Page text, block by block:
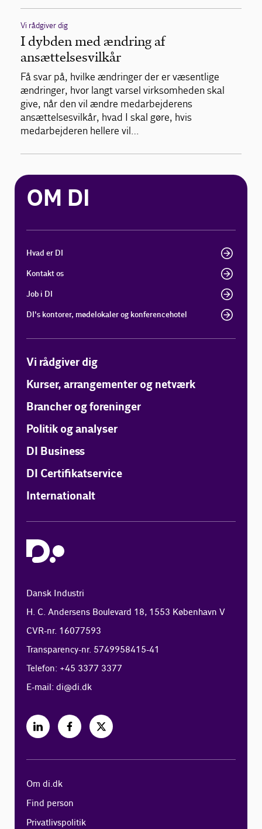
Vi rådgiver dig
I dybden med ændring af
ansættelsesvilkår
Få svar på, hvilke ændringer der er væsentlige
ændringer, hvor langt varsel virksomheden skal
give, når den vil ændre medarbejderens
ansættelsesvilkår, hvad I skal gøre, hvis
medarbejderen hellere vil…
OM DI
Hvad er DI
Kontakt os
Job i DI
DI's kontorer, mødelokaler og konferencehotel
Vi rådgiver dig
Kurser, arrangementer og netværk
Brancher og foreninger
Politik og analyser
DI Business
DI Certifikatservice
Internationalt
Dansk Industri
H. C. Andersens Boulevard 18, 1553 København V
CVR-nr. 16077593
Transparency-nr. 5749958415-41
Telefon: +45 3377 3377
E-mail:di@di.dk
Om di.dk
Find person
Privatlivspolitik